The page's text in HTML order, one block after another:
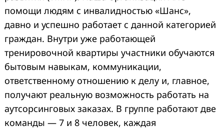
помощи людям с инвалидностью «Шанс»,
давно и успешно работает с данной категорией
граждан. Внутри уже работающей
тренировочной квартиры участники обучаются
бытовым навыкам, коммуникации,
ответственному отношению к делу и, главное,
получают реальную возможность работать на
аутсорсинговых заказах. В группе работают две
команды — 7 и 8 человек, каждая